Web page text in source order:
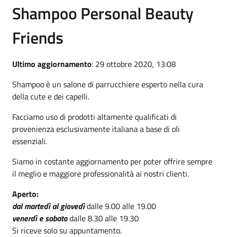
Shampoo Personal Beauty
Friends
Ultimo aggiornamento: 29 ottobre 2020, 13:08
Shampoo è un salone di parrucchiere esperto nella cura
della cute e dei capelli.
Facciamo uso di prodotti altamente qualificati di
provenienza esclusivamente italiana a base di oli
essenziali.
Siamo in costante aggiornamento per poter offrire sempre
il meglio e maggiore professionalità ai nostri clienti.
Aperto:
dal martedì al giovedìdalle 9.00 alle 19.00
venerdì e sabatodalle 8.30 alle 19.30
Si riceve solo su appuntamento.